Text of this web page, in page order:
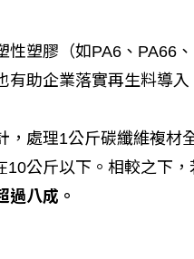
塑膠（如PA6、PA66
助企業落實再生料導入
處理1公斤碳纖維複材
公斤以下。相較之下
過八成。